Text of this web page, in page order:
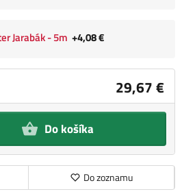
29,67 €
Do košíka
Do zoznamu
Jarabák - 5m +4,08 €